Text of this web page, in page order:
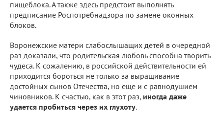
пищеблока. А также здесь предстоит выполнять
предписание Роспотребнадзора по замене оконных
блоков.
Воронежские матери слабослышащих детей в очередной
раз доказали, что родительская любовь способна творить
чудеса. К сожалению, в российской действительности ей
приходится бороться не только за выращивание
достойных сынов Отечества, но еще и с равнодушием
чиновников. К счастью, как в этот раз, иногда даже
удается пробиться через их глухоту.